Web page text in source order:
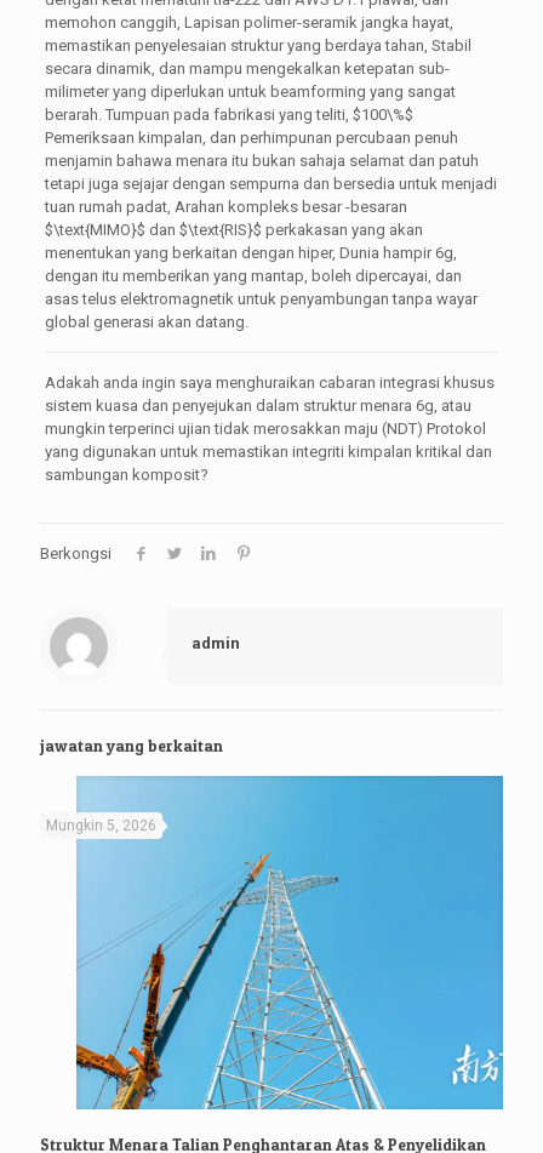
memohon canggih, Lapisan polimer-seramik jangka hayat,
memastikan penyelesaian struktur yang berdaya tahan, Stabil
secara dinamik, dan mampu mengekalkan ketepatan sub-
milimeter yang diperlukan untuk beamforming yang sangat
berarah. Tumpuan pada fabrikasi yang teliti, $100\%$
Pemeriksaan kimpalan, dan perhimpunan percubaan penuh
menjamin bahawa menara itu bukan sahaja selamat dan patuh
tetapi juga sejajar dengan sempurna dan bersedia untuk menjadi
tuan rumah padat, Arahan kompleks besar -besaran
$\text{MIMO}$ dan $\text{RIS}$ perkakasan yang akan
menentukan yang berkaitan dengan hiper, Dunia hampir 6g,
dengan itu memberikan yang mantap, boleh dipercayai, dan
asas telus elektromagnetik untuk penyambungan tanpa wayar
global generasi akan datang.
Adakah anda ingin saya menghuraikan cabaran integrasi khusus
sistem kuasa dan penyejukan dalam struktur menara 6g, atau
mungkin terperinci ujian tidak merosakkan maju (NDT) Protokol
yang digunakan untuk memastikan integriti kimpalan kritikal dan
sambungan komposit?
Berkongsi
admin
jawatan yang berkaitan
Mungkin 5, 2026
Struktur Menara Talian Penghantaran Atas & Penyelidikan